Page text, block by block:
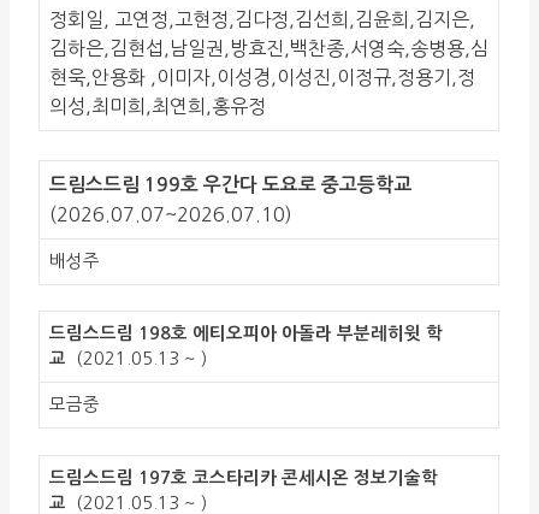
정회일, 고연정,고현정,김다정,김선희,김윤희,김지은,
김하은,김현섭,남일권,방효진,백찬종,서영숙,송병용,심
현욱,안용화 ,이미자,이성경,이성진,이정규,정용기,정
의성,최미희,최연희,홍유정
드림스드림 199호 우간다 도요로 중고등학교
(2026.07.07~2026.07.10)
배성주
드림스드림 198호 에티오피아 아돌라 부분레히윗 학
교
(2021.05.13 ~ )
모금중
드림스드림 197호 코스타리카 콘세시온 정보기술학
교
(2021.05.13 ~ )